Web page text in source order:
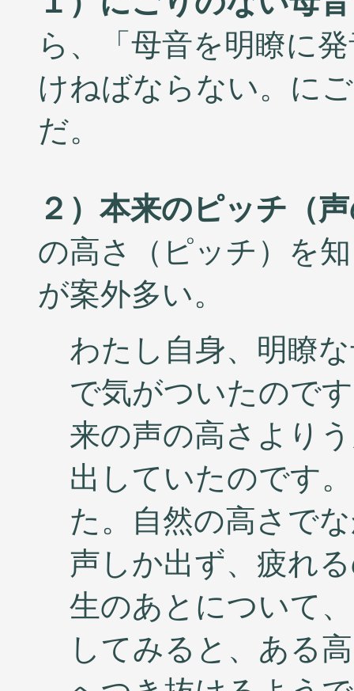
ら、「母音を明瞭に
けねばならない。に
だ。
２）本来のピッチ（
の高さ（ピッチ）を
が案外多い。
わたし自身、明瞭
で気がついたので
来の声の高さより
出していたのです
た。自然の高さで
声しか出ず、疲れ
生のあとについて
してみると、ある